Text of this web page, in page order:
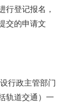
行登记报名，
交的申请文
行政主管部门
轨道交通）一